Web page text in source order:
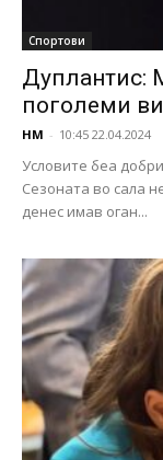
Спортови
Дуплантис:
поголеми
НМ - 10:45 22.04.2024
Условите беа
Сезоната во сала
денес имав оган...